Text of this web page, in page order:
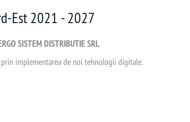
Est 2021 - 2027
SISTEM DISTRIBUTIE SRL
implementarea de noi tehnologii digitale.